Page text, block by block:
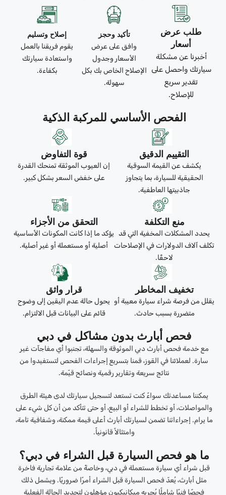
طلب عرض
أسعار
أخبرنا عن مشكلة
سيارتك واحصل على
تقدير سريع
للإصلاح.
تأكيد وحجز
وافق على عرض
الأسعار وجدول
الإصلاح الخاص بك بكل
سهولة.
إصلاح وتسليم
يقوم فريقنا بالعمل
واستعادة سيارتك
بكفاءة.
الفحص الأساسي للمركبة الذكية
التقييم الدقيق
يكشف عن القيمة السوقية
الحقيقية للسيارة، بما يتجاوز
جاذبيتها العاطفية.
قوة التفاوض
إن العيوب الموثقة تمنحك القدرة
على خفض السعر بشكل كبير.
منع التكلفة
يحدد المشكلات المخفية التي قد
تكلف آلاف الدولارات في الإصلاحات
لاحقًا.
التحقق من الأجزاء
يؤكد ما إذا كانت المكونات الأساسية
أصلية أو مستعملة أو غير أصلية.
تخفيف المخاطر
يقلل من فرصة شراء سيارة معيبة أو
متضررة بسبب حادث.
قرار واثق
يحول حالة عدم اليقين إلى وضوح
قائم على البيانات قبل الالتزام.
فحص أبارث بدون مشاكل في دبي
مع خدمة فحص أبارث دبي الموثوقة والسهلة، تجنبوا أي مفاجآت غير
سارة. لعملائنا في القوز، قمنا بتسريع إجراءات الفحص لتستفيدوا من
نتائج سريعة وتقارير رقمية ونصائح قيّمة.
يمكننا مساعدتك سواءً كنت تستعد لتسجيل سيارتك لدى هيئة الطرق
والمواصلات، أو تخطط للشراء أو البيع، أو حتى تتأكد من أن كل شيء على
ما يرام. إجراءاتنا تضمن لسيارتك أبارث أعلى قيمة ممكنة، وشفافية تامة،
وامتثالاً قانونياً.
ما هو فحص السيارة قبل الشراء في دبي؟
قبل شراء أي سيارة مستعملة في دبي، وخاصةً من علامة تجارية فاخرة
مثل أبارث، يُعدّ فحص السيارة قبل الشراء أمرًا ضروريًا. ويشمل ذلك
فحصًا فنيًا شاملًا يُجريه ميكانيكيون مؤهلون لتحديد الحالة الفعلية